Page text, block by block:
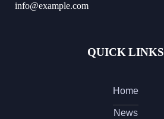
info@example.com
QUICK LINKS
Home
News